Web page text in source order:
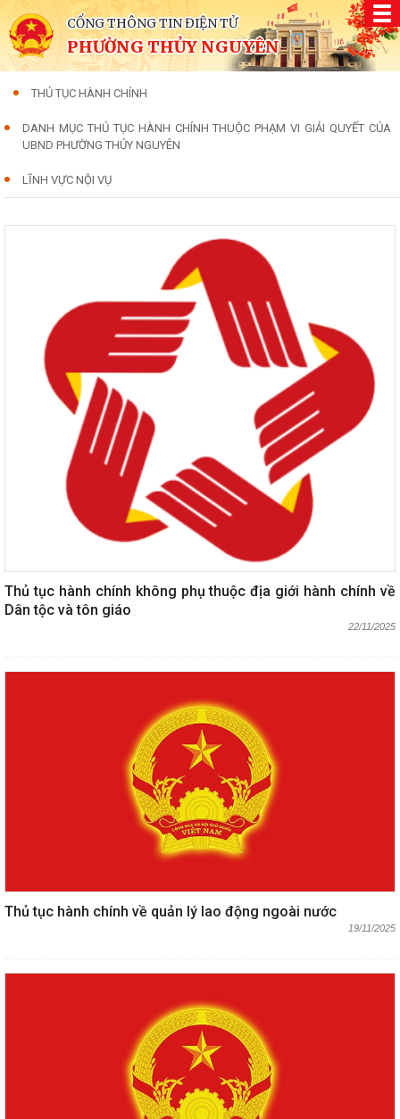
CỔNG THÔNG TIN ĐIỆN TỬ
PHƯỜNG THỦY NGUYÊN
THỦ TỤC HÀNH CHÍNH
DANH MỤC THỦ TỤC HÀNH CHÍNH THUỘC PHẠM VI GIẢI QUYẾT CỦA
UBND PHƯỜNG THỦY NGUYÊN
LĨNH VỰC NỘI VỤ
Thủ tục hành chính không phụ thuộc địa giới hành chính về
Dân tộc và tôn giáo
22/11/2025
Thủ tục hành chính về quản lý lao động ngoài nước
19/11/2025